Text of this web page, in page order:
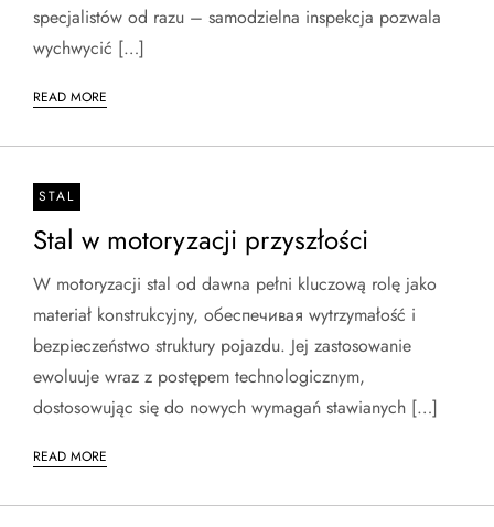
specjalistów od razu – samodzielna inspekcja pozwala
wychwycić […]
READ MORE
STAL
Stal w motoryzacji przyszłości
W motoryzacji stal od dawna pełni kluczową rolę jako
materiał konstrukcyjny, обеспечивая wytrzymałość i
bezpieczeństwo struktury pojazdu. Jej zastosowanie
ewoluuje wraz z postępem technologicznym,
dostosowując się do nowych wymagań stawianych […]
READ MORE